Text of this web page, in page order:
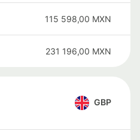
115 598,00 MXN
231 196,00 MXN
GBP